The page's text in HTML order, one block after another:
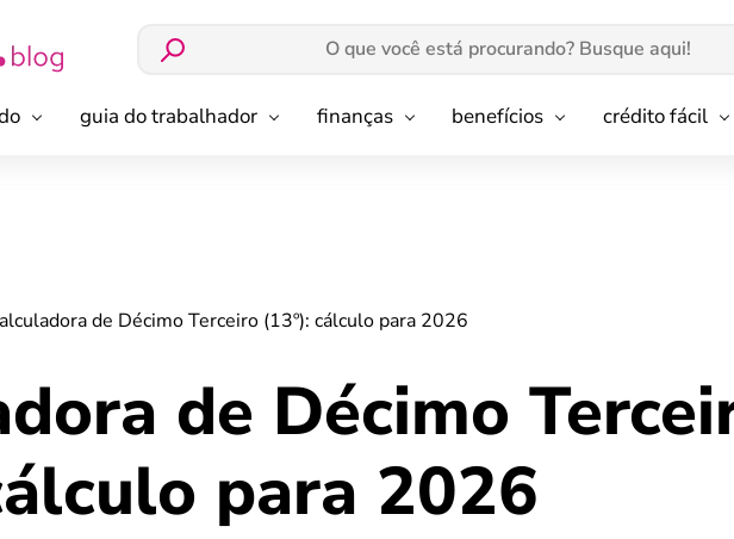
guia do trabalhador finanças benefícios crédito fácil
de Décimo Terceiro (13º): cálculo para 2026
de Décimo
para 2026